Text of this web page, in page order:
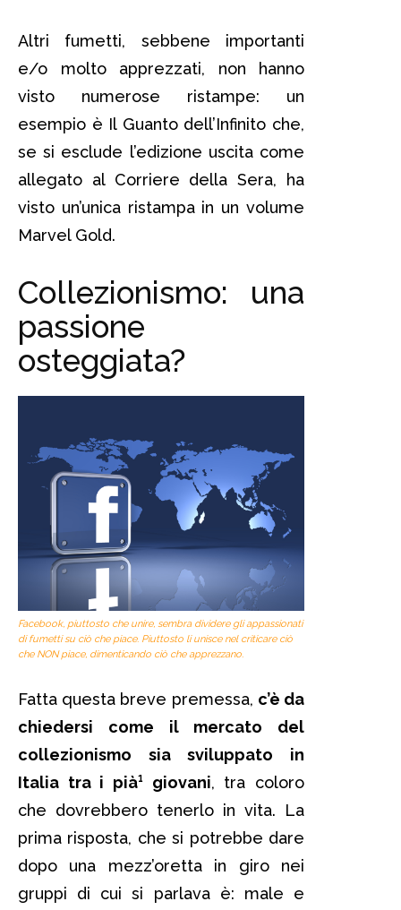
Altri fumetti, sebbene importanti
e/o molto apprezzati, non hanno
visto numerose ristampe: un
esempio è Il Guanto dell’Infinito che,
se si esclude l’edizione uscita come
allegato al Corriere della Sera, ha
visto un’unica ristampa in un volume
Marvel Gold.
Collezionismo: una
passione
osteggiata?
Facebook, piuttosto che unire, sembra dividere gli appassionati
di fumetti su ciò che piace. Piuttosto li unisce nel criticare ciò
che NON piace, dimenticando ciò che apprezzano.
Fatta questa breve premessa, c’è da
chiedersi come il mercato del
collezionismo sia sviluppato in
Italia tra i pià¹ giovani, tra coloro
che dovrebbero tenerlo in vita. La
prima risposta, che si potrebbe dare
dopo una mezz’oretta in giro nei
gruppi di cui si parlava è: male e